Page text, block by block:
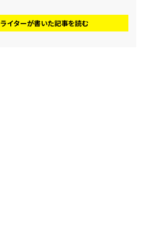
イターが書いた記事を読む